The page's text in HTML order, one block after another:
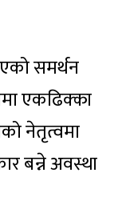
समर्थन
एकढिक्का
नेतृत्वमा
बन्ने अवस्था